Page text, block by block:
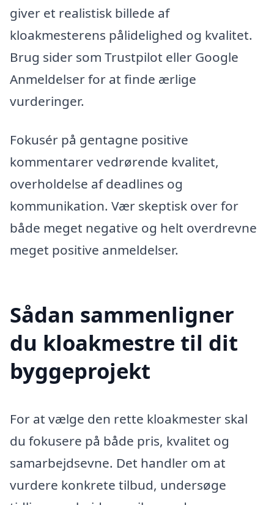
giver et realistisk billede af
kloakmesterens pålidelighed og kvalitet.
Brug sider som Trustpilot eller Google
Anmeldelser for at finde ærlige
vurderinger.
Fokusér på gentagne positive
kommentarer vedrørende kvalitet,
overholdelse af deadlines og
kommunikation. Vær skeptisk over for
både meget negative og helt overdrevne
meget positive anmeldelser.
Sådan sammenligner
du kloakmestre til dit
byggeprojekt
For at vælge den rette kloakmester skal
du fokusere på både pris, kvalitet og
samarbejdsevne. Det handler om at
vurdere konkrete tilbud, undersøge